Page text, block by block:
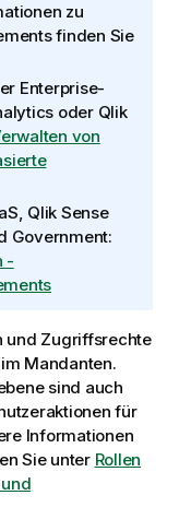
zu
finden Sie
Enterprise-
oder Qlik
von
, Qlik Sense
Government:
-
und Zugriffsrechte
Mandanten.
sind auch
für
Informationen
Sie unter Rollen